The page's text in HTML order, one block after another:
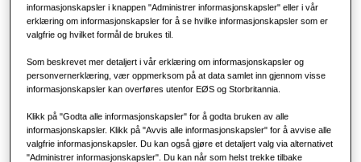
Kontor
Bærekraft
informasjonskapsler i knappen "Administrer informasjonskapsler" eller i vår
erklæring om informasjonskapsler for å se hvilke informasjonskapsler som er
valgfrie og hvilket formål de brukes til.
Som beskrevet mer detaljert i vår erklæring om informasjonskapsler og
personvernerklæring, vær oppmerksom på at data samlet inn gjennom visse
informasjonskapsler kan overføres utenfor EØS og Storbritannia.
Klikk på "Godta alle informasjonskapsler" for å godta bruken av alle
informasjonskapsler. Klikk på "Avvis alle informasjonskapsler" for å avvise alle
valgfrie informasjonskapsler. Du kan også gjøre et detaljert valg via alternativet
"Administrer informasjonskapsler". Du kan når som helst trekke tilbake